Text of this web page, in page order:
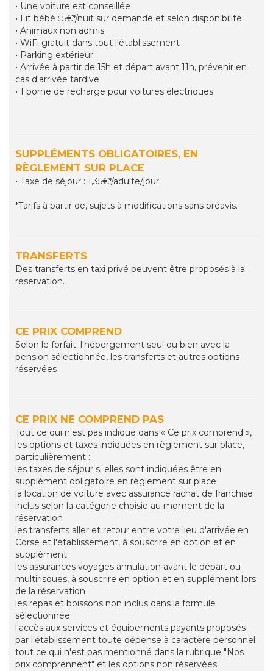
• Une voiture est conseillée
• Lit bébé : 5€*/nuit sur demande et selon disponibilité
• Animaux non admis
• WiFi gratuit dans tout l'établissement
• Parking extérieur
• Arrivée à partir de 15h et départ avant 11h, prévenir en
cas d'arrivée tardive
• 1 borne de recharge pour voitures électriques
SUPPLÉMENTS OBLIGATOIRES, EN
RÈGLEMENT SUR PLACE
• Taxe de séjour : 1,35€*/adulte/jour
*Tarifs à partir de, sujets à modifications sans préavis.
TRANSFERTS
Des transferts en taxi privé peuvent être proposés à la
réservation.
CE PRIX COMPREND
Selon le forfait: l'hébergement seul ou bien avec la
pension sélectionnée, les transferts et autres options
réservées
CE PRIX NE COMPREND PAS
Tout ce qui n'est pas indiqué dans « Ce prix comprend »,
les options et taxes indiquées en règlement sur place,
particulièrement :
les taxes de séjour si elles sont indiquées être en
supplément obligatoire en règlement sur place
la location de voiture avec assurance rachat de franchise
inclus selon la catégorie choisie au moment de la
réservation
les transferts aller et retour entre votre lieu d'arrivée en
Corse et l'établissement, à souscrire en option et en
supplément
les assurances voyages annulation avant le départ ou
multirisques, à souscrire en option et en supplément lors
de la réservation
les repas et boissons non inclus dans la formule
sélectionnée
l'accès aux services et équipements payants proposés
par l'établissement toute dépense à caractère personnel
tout ce qui n'est pas mentionné dans la rubrique "Nos
prix comprennent" et les options non réservées